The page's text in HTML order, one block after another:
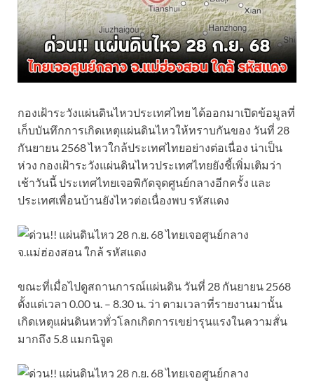
กองเฝ้าระวังแผ่นดินไหวประเทศไทย ได้ออกมาเปิดข้อมูลที่
เก็บบันทึกการเกิดเหตุแผ่นดินไหวให้ทราบกันของ วันที่ 28
กันยายน 2568 ไหวใกล้ประเทศไทยอย่างต่อเนื่อง น่าเป็น
ห่วง กองเฝ้าระวังแผ่นดินไหวประเทศไทยยังชี้เพิ่มเติมว่า
เช้าวันนี้ ประเทศไทยเจอพิกัดจุดศูนย์กลางอีกครั้ง และ
ประเทศเพื่อนบ้านยังไหวต่อเนื่องพบ รหัสแดง
ขณะที่เมื่อไปดูสถานการณ์แผ่นดิน วันที่ 28 กันยายน 2568
ตั้งแต่เวลา 0.00 น. – 8.30 น. ว่า ตามเวลาที่รายงานมานั้น
เกิดเหตุแผ่นดินหวทั่วโลกเกิดการเขย่ารุนแรงในความสั่น
มากถึง 5.8 แมกนิจูด